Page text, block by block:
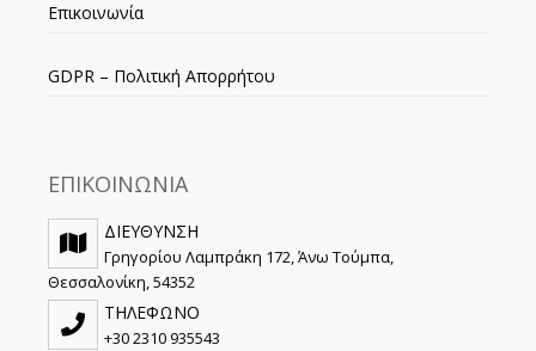
Επικοινωνία
GDPR – Πολιτική Απορρήτου
ΕΠΙΚΟΙΝΩΝΙΑ
ΔΙΕΥΘΥΝΣΗ
Γρηγορίου Λαμπράκη 172, Άνω Τούμπα,
Θεσσαλονίκη, 54352
ΤΗΛΕΦΩΝΟ
+30 2310 935543